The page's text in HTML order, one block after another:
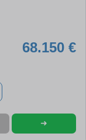
68.150 €
➜